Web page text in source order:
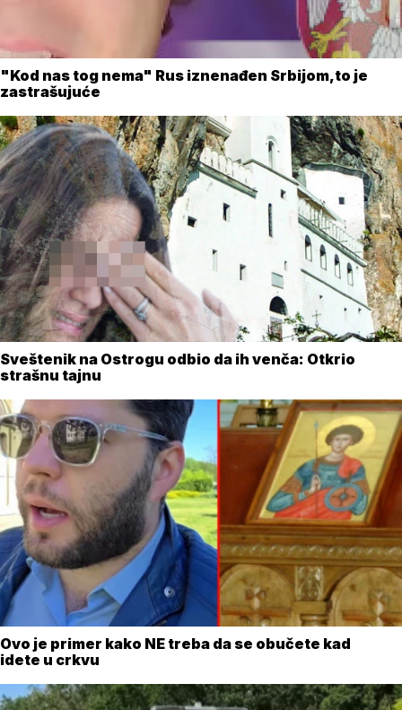
"Kod nas tog nema" Rus iznenađen Srbijom,to je
zastrašujuće
Sveštenik na Ostrogu odbio da ih venča: Otkrio
strašnu tajnu
Ovo je primer kako NE treba da se obučete kad
idete u crkvu